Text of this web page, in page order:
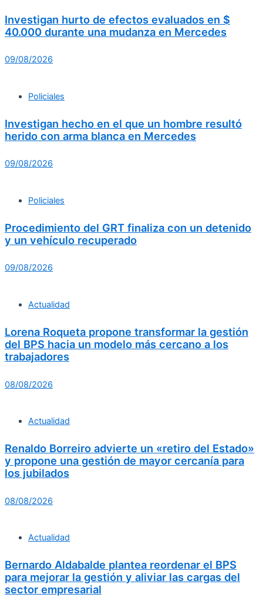
Investigan hurto de efectos evaluados en $
40.000 durante una mudanza en Mercedes
09/08/2026
Policiales
Investigan hecho en el que un hombre resultó
herido con arma blanca en Mercedes
09/08/2026
Policiales
Procedimiento del GRT finaliza con un detenido
y un vehículo recuperado
09/08/2026
Actualidad
Lorena Roqueta propone transformar la gestión
del BPS hacia un modelo más cercano a los
trabajadores
08/08/2026
Actualidad
Renaldo Borreiro advierte un «retiro del Estado»
y propone una gestión de mayor cercanía para
los jubilados
08/08/2026
Actualidad
Bernardo Aldabalde plantea reordenar el BPS
para mejorar la gestión y aliviar las cargas del
sector empresarial